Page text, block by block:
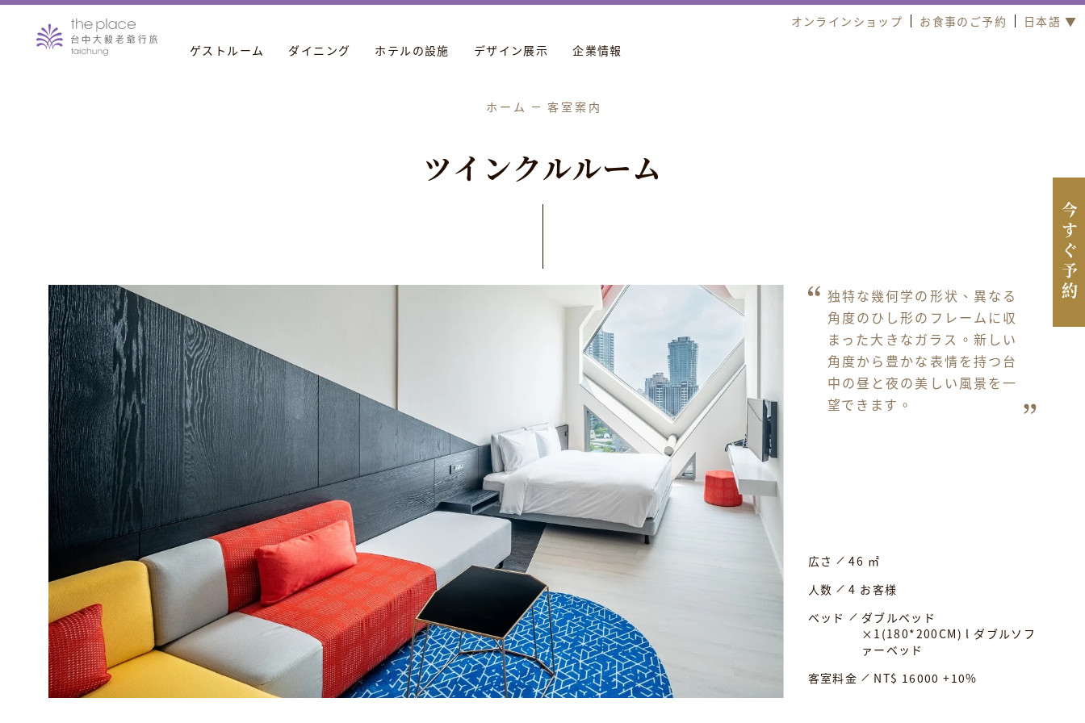
ゲストルーム ダイニング ホテルの設施 デザイン展示 企業情報
オンラインショップ お食事のご予約 日本語 ▼
今すぐ予約
ホーム 客室案内
ツイ ンクルルーム
独特な幾何学の形状、異なる
角度のひし形のフレームに収
まった大きなガラス。新しい
角度から豊かな表情を持つ台
中の昼と夜の美しい風景を一
望できます。
広さ
46 ㎡
人数
4 お客様
ベッド
ダブルベッド
×1(180*200CM) l ダブルソフ
ァーベッド
客室料金
NT$ 16000 +10%